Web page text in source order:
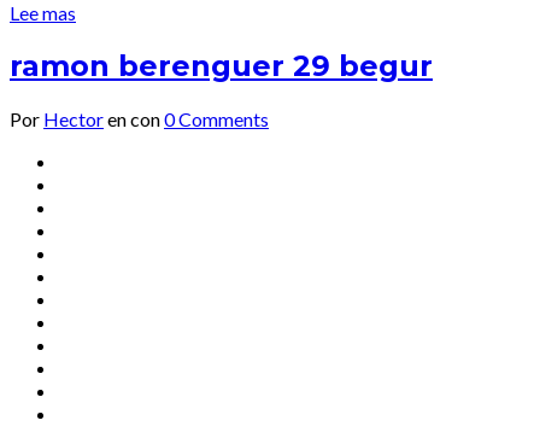
Lee mas
ramon berenguer 29 begur
Por Hectorencon0 Comments